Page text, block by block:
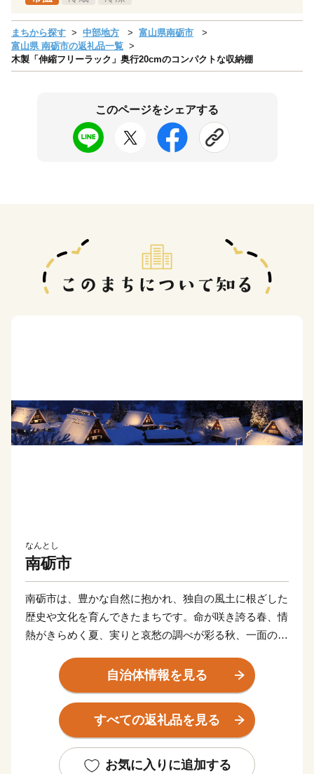
まちから探す 中部地方
富山県南砺市
富山県 南砺市の返礼品一覧
木製「伸縮フリーラック」奥行20cmのコンパクトな収納棚
このページをシェアする
なんとし
南砺市
南砺市は、豊かな自然に抱かれ、独自の風土に根ざした
歴史や文化を育んできたまちです。命が咲き誇る春、情
熱がきらめく夏、実りと哀愁の調べが彩る秋、一面の雪
く南砺の里山では、四季を通じて人と自然が調和しゆっ
たりとした時間が流れています。中でも、山間部には平
成7年世界文化遺産に登録された「五箇山合掌造り集
落」があり、まるで昔話に出てくるような懐かしい風景
いただき、世界中からお客様が来訪されます。また300
自治体情報を見る
すべての返礼品を見る
お気に入りに追加する